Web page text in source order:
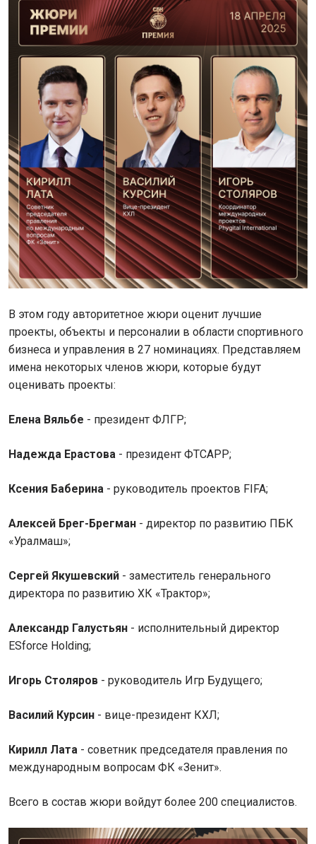
В этом году авторитетное жюри оценит лучшие
проекты, объекты и персоналии в области спортивного
бизнеса и управления в 27 номинациях. Представляем
имена некоторых членов жюри, которые будут
оценивать проекты:
Елена Вяльбе - президент ФЛГР;
Надежда Ерастова - президент ФТСАРР;
Ксения Баберина - руководитель проектов FIFA;
Алексей Брег-Брегман - директор по развитию ПБК
«Уралмаш»;
Сергей Якушевский - заместитель генерального
директора по развитию ХК «Трактор»;
Александр Галустьян - исполнительный директор
ESforce Holding;
Игорь Столяров - руководитель Игр Будущего;
Василий Курсин - вице-президент КХЛ;
Кирилл Лата - советник председателя правления по
международным вопросам ФК «Зенит».
Всего в состав жюри войдут более 200 специалистов.